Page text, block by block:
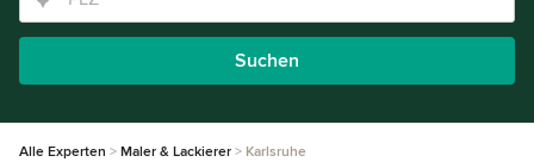
Suchen
Alle Experten Maler & Lackierer Karlsruhe